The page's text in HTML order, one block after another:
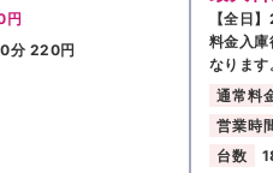
円
分 220円
【全日
料金入
なります
通常料
営業時
台数